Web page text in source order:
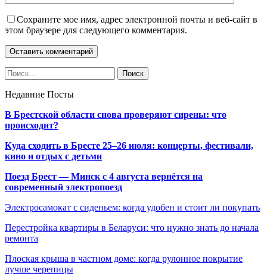
Сохраните мое имя, адрес электронной почты и веб-сайт в
этом браузере для следующего комментария.
Недавние Посты
В Брестской области снова проверяют сирены: что
происходит?
Куда сходить в Бресте 25–26 июля: концерты, фестивали,
кино и отдых с детьми
Поезд Брест — Минск с 4 августа вернётся на
современный электропоезд
Электросамокат с сиденьем: когда удобен и стоит ли покупать
Перестройка квартиры в Беларуси: что нужно знать до начала
ремонта
Плоская крыша в частном доме: когда рулонное покрытие
лучше черепицы